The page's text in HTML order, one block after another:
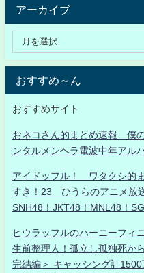
アーカイブ
おすすめ～ん
おすすめサイト
おネコさん的まとめ速報 僕
ンタルメンヘラ電波中年アル
アイドッフル！ ワタクシ的
すき！23 ひうらのアニメ放
SNH48！JKT48！MNL48！
ヒウラッフルのハーニーフィ
生前整理人！孤立し孤独死か
完結編＞ キャッシング計